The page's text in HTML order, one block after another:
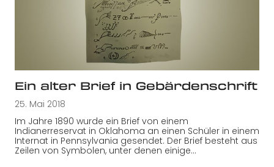
Ein alter Brief in Gebärdenschrift
25. Mai 2018
Im Jahre 1890 wurde ein Brief von einem
Indianerreservat in Oklahoma an einen Schüler in einem
Internat in Pennsylvania gesendet. Der Brief besteht aus
Zeilen von Symbolen, unter denen einige…